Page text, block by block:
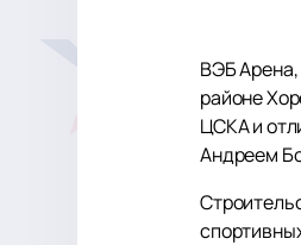
ВЭБ
районе
ЦСКА и
Андреем